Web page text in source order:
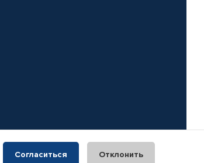
Согласиться Отклонить